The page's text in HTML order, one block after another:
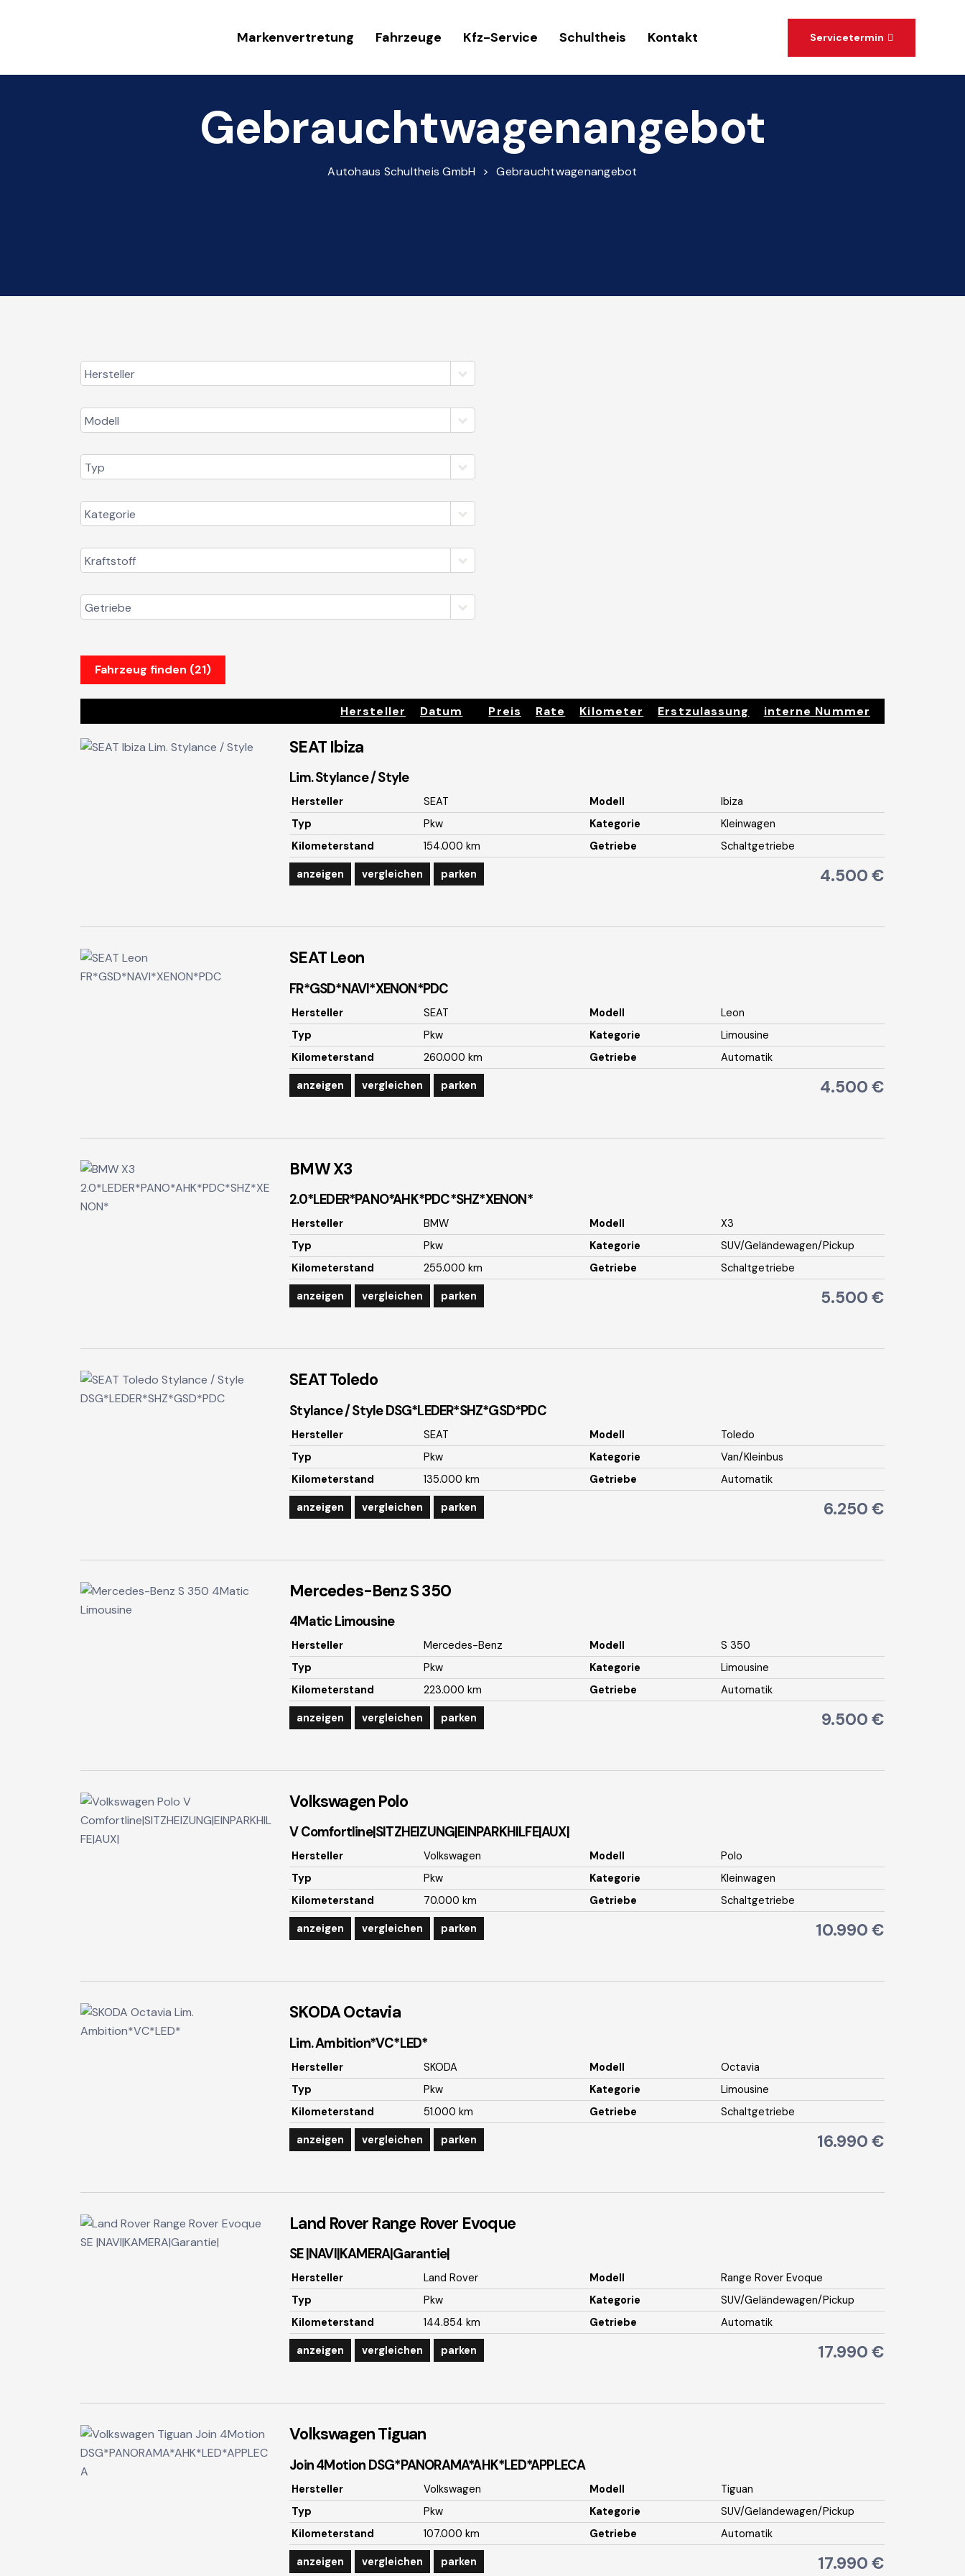
Markenvertretung Fahrzeuge Kfz-Service Schultheis Kontakt Servicetermin
Gebrauchtwagenangebot
Autohaus Schultheis GmbH > Gebrauchtwagenangebot
Hersteller
Modell
Typ
Kategorie
Kraftstoff
Getriebe
Fahrzeug finden (21)
Hersteller Datum Preis Rate Kilometer Erstzulassung interne Nummer
SEAT Ibiza
Lim. Stylance / Style
Hersteller SEAT Modell
Ibiza
Typ
Pkw Kategorie
Kleinwagen
Kilometerstand
154.000 km Getriebe Schaltgetriebe
anzeigen vergleichen parken 4.500 €
SEAT Leon
FR*GSD*NAVI*XENON*PDC
Hersteller SEAT Modell
Leon
Typ
Pkw Kategorie
Limousine
Kilometerstand
260.000 km Getriebe Automatik
anzeigen vergleichen parken 4.500 €
BMWX3
2.0*LEDER*PANO*AHK*PDC*SHZ*XENON*
Hersteller BMW Modell
X3
Typ
Pkw Kategorie
SUV/Geländewagen/Pickup
Kilometerstand
255.000 km Getriebe Schaltgetriebe
anzeigen vergleichen parken 5.500 €
SEATToledo
Stylance / Style DSG*LEDER*SHZ*GSD*PDC
Hersteller SEAT Modell
Toledo
Typ
Pkw Kategorie
Van/Kleinbus
Kilometerstand
135.000 km Getriebe Automatik
anzeigen vergleichen parken 6.250 €
Mercedes-BenzS 350
4Matic Limousine
Hersteller Mercedes-Benz Modell
S 350
Typ
Pkw Kategorie
Limousine
Kilometerstand
223.000 km Getriebe Automatik
anzeigen vergleichen parken 9.500 €
Volkswagen Polo
V Comfortline|SITZHEIZUNG|EINPARKHILFE|AUX|
Hersteller Volkswagen Modell
Polo
Typ
Pkw Kategorie
Kleinwagen
Kilometerstand
70.000 km Getriebe Schaltgetriebe
anzeigen vergleichen parken 10.990 €
SKODAOctavia
Lim. Ambition*VC*LED*
Hersteller SKODA Modell
Octavia
Typ
Pkw Kategorie
Limousine
Kilometerstand
51.000 km Getriebe Schaltgetriebe
anzeigen vergleichen parken 16.990 €
Land Rover Range Rover Evoque
SE |NAVI|KAMERA|Garantie|
Hersteller Land Rover Modell
Range Rover Evoque
Typ
Pkw Kategorie
SUV/Geländewagen/Pickup
Kilometerstand
144.854 km Getriebe Automatik
anzeigen vergleichen parken 17.990 €
VolkswagenTiguan
Join 4Motion DSG*PANORAMA*AHK*LED*APPLECA
Hersteller Volkswagen Modell
Tiguan
Typ
Pkw Kategorie
SUV/Geländewagen/Pickup
Kilometerstand
107.000 km Getriebe Automatik
anzeigen vergleichen parken 17.990 €